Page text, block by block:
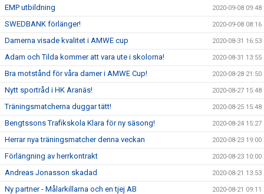
EMP utbildning 2020-09-08 09:48
SWEDBANK förlänger! 2020-09-08 08:16
Damerna visade kvalitet i AMWE cup 2020-08-31 16:53
Adam och Tilda kommer att vara ute i skolorna! 2020-08-31 13:55
Bra motstånd för våra damer i AMWE Cup! 2020-08-28 21:50
Nytt sportråd i HK Aranäs! 2020-08-27 15:48
Träningsmatcherna duggar tätt! 2020-08-25 15:48
Bengtssons Trafikskola Klara för ny säsong! 2020-08-24 15:27
Herrar nya träningsmatcher denna veckan 2020-08-23 19:00
Förlängning av herrkontrakt 2020-08-23 10:00
Andreas Jonasson skadad 2020-08-21 13:53
Ny partner - Målarkillarna och en tjej AB 2020-08-21 09:11